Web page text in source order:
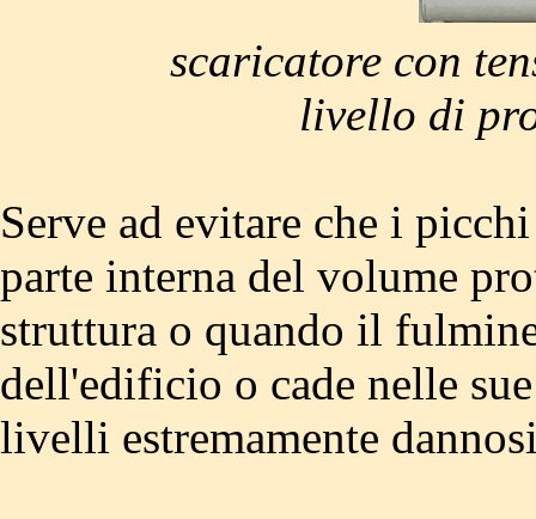
scaricatore con
livello di
Serve ad evitare che i
parte interna del volume
struttura o quando il
dell'edificio o cade nelle
livelli estremamente